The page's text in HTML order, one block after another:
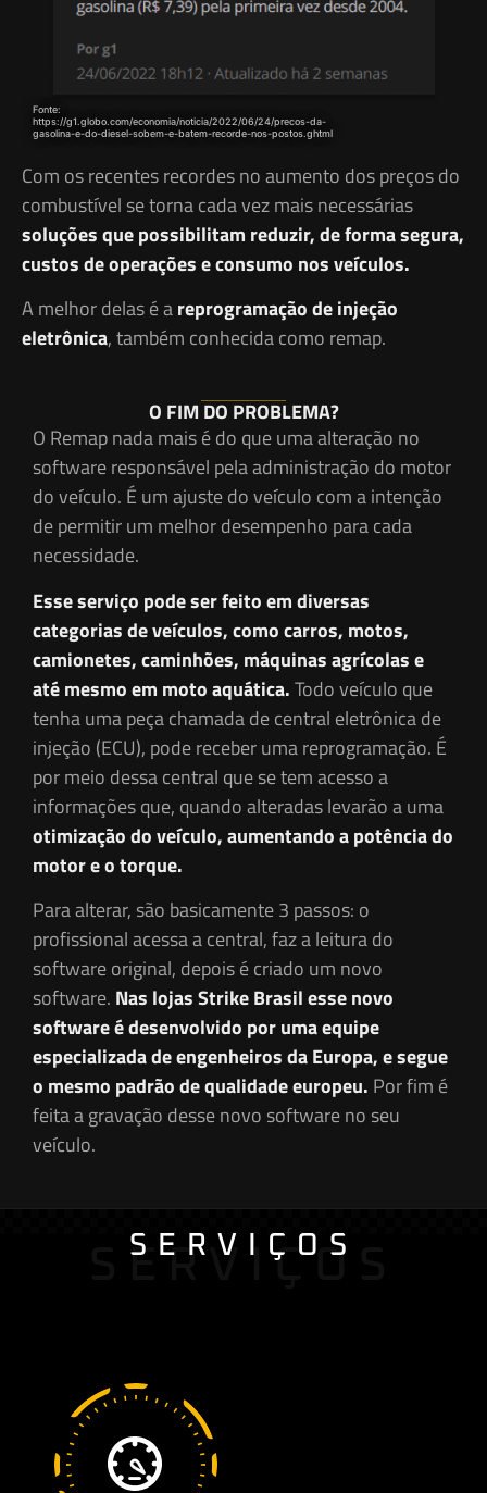
Fonte:
https://g1.globo.com/economia/noticia/2022/06/24/precos-da-
gasolina-e-do-diesel-sobem-e-batem-recorde-nos-postos.ghtml
Com os recentes recordes no aumento dos preços do
combustível se torna cada vez mais necessárias
soluções que possibilitam reduzir, de forma segura,
custos de operações e consumo nos veículos.
A melhor delas é areprogramação de injeção
eletrônica, também conhecida como remap.
O FIM DO PROBLEMA?
O Remap nada mais é do que uma alteração no
software responsável pela administração do motor
do veículo. É um ajuste do veículo com a intenção
de permitir um melhor desempenho para cada
necessidade.
Esse serviço pode ser feito em diversas
categorias de veículos, como carros, motos,
camionetes, caminhões, máquinas agrícolas e
até mesmo em moto aquática.Todo veículo que
tenha uma peça chamada de central eletrônica de
injeção (ECU), pode receber uma reprogramação. É
por meio dessa central que se tem acesso a
informações que, quando alteradas levarão a uma
otimização do veículo, aumentando a potência do
motor e o torque.
Para alterar, são basicamente 3 passos: o
profissional acessa a central, faz a leitura do
software original, depois é criado um novo
software. Nas lojas Strike Brasil esse novo
software é desenvolvido por uma equipe
especializada de engenheiros da Europa, e segue
o mesmo padrão de qualidade europeu. Por fim é
feita a gravação desse novo software no seu
veículo.
SERVIÇOS
SERVIÇOS